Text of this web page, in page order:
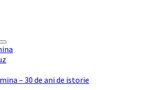
– 30 de ani de istorie